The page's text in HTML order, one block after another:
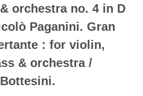
orchestra no. 4 in D
Paganini. Gran
: for violin,
& orchestra /